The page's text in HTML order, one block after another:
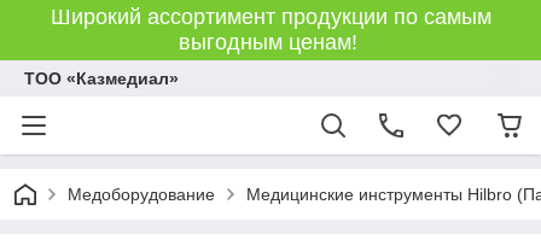
Широкий ассортимент продукции по самым
выгодным ценам!
ТОО «Казмедиал»
Медоборудование Медицинские инструменты Hilbro